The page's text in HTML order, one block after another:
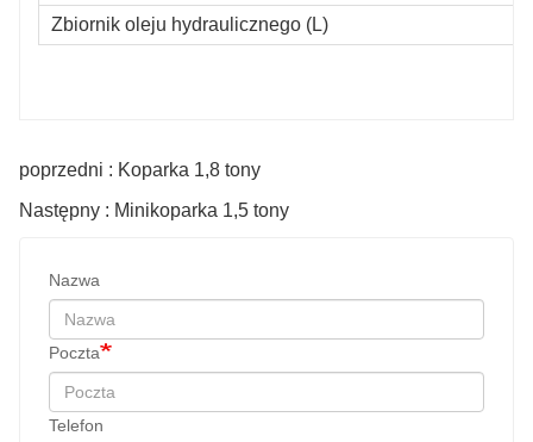
Zbiornik oleju hydraulicznego (L)
poprzedni : Koparka 1,8 tony
Następny : Minikoparka 1,5 tony
Nazwa
Poczta
Telefon